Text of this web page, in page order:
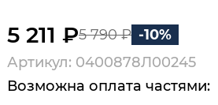
5 211 ₽5 790 ₽ -10%
Артикул: 0400878Л00245
Возможна оплата частями: